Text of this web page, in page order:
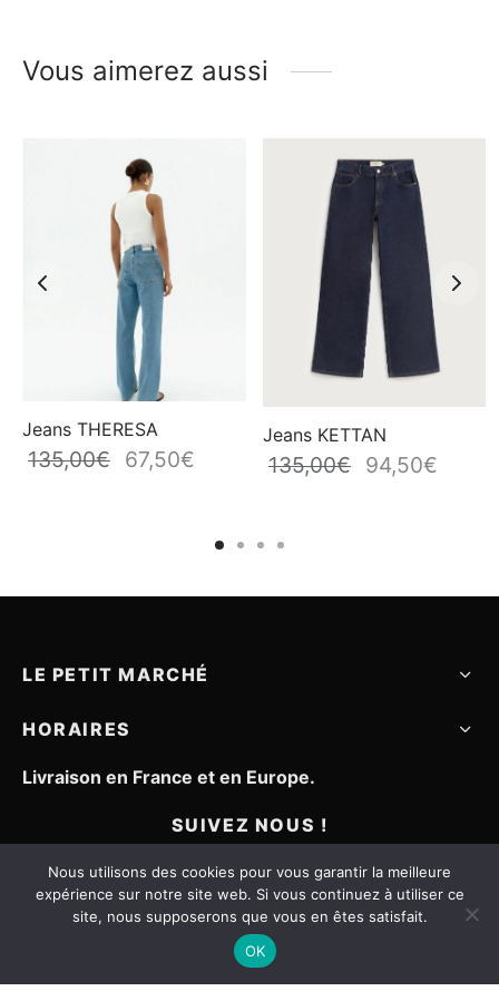
Vous aimerez aussi
Jeans THERESA
135,00€
Le prix
67,50€
67,50€.
Jeans KETTAN
135,00€
Le prix
94,50€
LE PETIT MARCHÉ
HORAIRES
Livraison en France et en Europe.
SUIVEZ NOUS !
Nous utilisons des cookies pour vous garantir la meilleure
expérience sur notre site web. Si vous continuez à utiliser ce
site, nous supposerons que vous en êtes satisfait.
OK